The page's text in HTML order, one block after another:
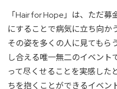
「Hair for Hope」は、ただ
にすることで病気に立ち向か
その姿を多くの人に見てもら
し合える唯一無二のイベント
って尽くせることを実感した
ちを抱くことができるイベン